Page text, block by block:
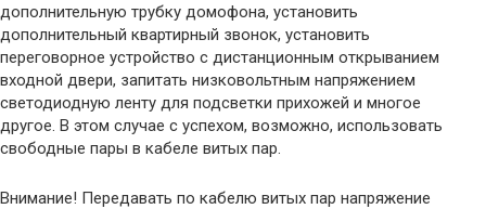
дополнительную трубку домофона, установить
дополнительный квартирный звонок, установить
переговорное устройство с дистанционным открыванием
входной двери, запитать низковольтным напряжением
светодиодную ленту для подсветки прихожей и многое
другое. В этом случае с успехом, возможно, использовать
свободные пары в кабеле витых пар.
Внимание! Передавать по кабелю витых пар напряжение